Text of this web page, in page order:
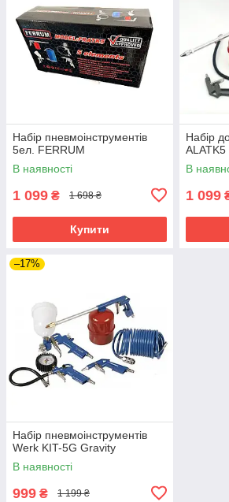
Набір пневмоінструментів
5ел. FERRUM
В наявності
1 099 ₴ 1 698 ₴
Купити
Набір
ALATK5
В
1 099
–17%
Набір пневмоінструментів
Werk KIT-5G Gravity
В наявності
999 ₴ 1 199 ₴